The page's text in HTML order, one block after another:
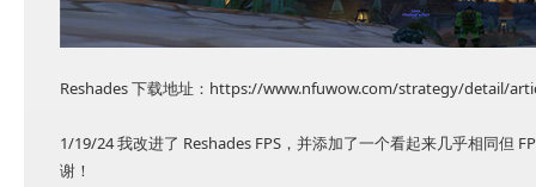
Reshades 下载地址：https://www.nfuwow.com/strategy/detail/
1/19/24 我改进了 Reshades FPS，并添加了一个看起来几乎相同但
谢！